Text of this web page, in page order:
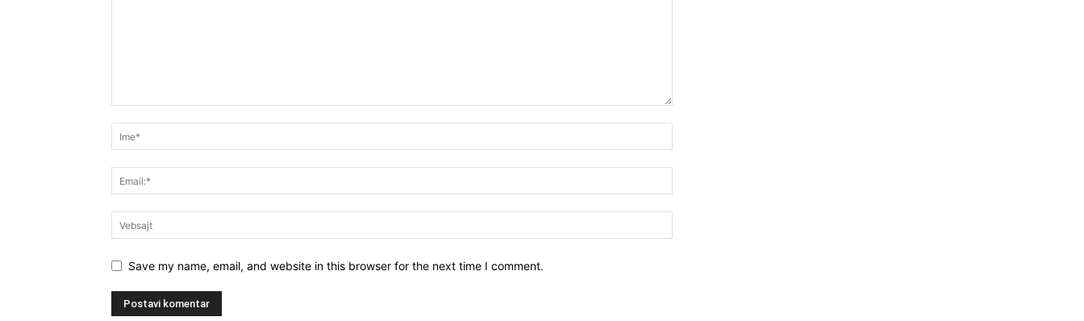
Save my name, email, and website in this browser for the next time I comment.